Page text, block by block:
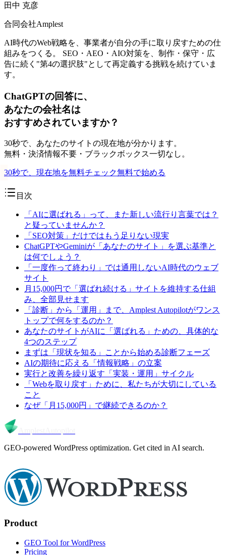
田中 克彦
合同会社Amplest
AI時代のWeb戦略を、事業者が自分の手に取り戻すための仕
組みをつくる。 SEO・AEO・AIO対策を、制作・保守・広
告に続く"第4の選択肢"として再定義する挑戦を続けていま
す。
ChatGPTの回答に、
あなたの会社名は
おすすめされていますか？
30秒で、あなたのサイトの現在地が分かります。
無料・決済情報不要・ブラックボックス一切なし。
30秒で、現在地を無料チェック無料で始める
目次
「AIに選ばれる」って、また新しい流行り言葉では？
と疑っていませんか？
「SEO対策」だけではもう足りない現実
ChatGPTやGeminiが「あなたのサイト」を選ぶ基準と
は何でしょう？
「一度作って終わり」では通用しないAI時代のウェブ
サイト
月15,000円で「選ばれ続ける」サイトを維持する仕組
み、全部見せます
「診断」から「運用」まで、Amplest Autopilotがワンス
トップで何をするのか？
あなたのサイトがAIに「選ばれる」ための、具体的な
4つのステップ
まずは「現状を知る」ことから始める診断フェーズ
AIの期待に応える「情報戦略」の立案
実行と改善を繰り返す「実装・運用」サイクル
「Webを取り戻す」ために、私たちが大切にしている
こと
なぜ「月15,000円」で継続できるのか？
GEO-powered WordPress optimization. Get cited in AI search.
Product
GEO Tool for WordPress
Pricing